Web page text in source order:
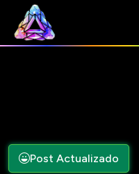
Post Actualizado